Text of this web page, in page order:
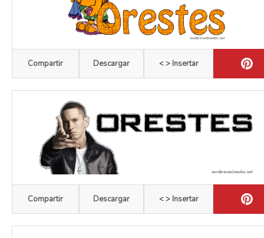
Compartir Descargar < > Insertar
Compartir Descargar < > Insertar